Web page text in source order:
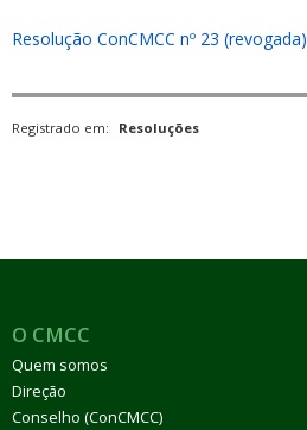
Resolução ConCMCC nº 23 (revogada)
Registrado em: Resoluções
O CMCC
Quem somos
Direção
Conselho (ConCMCC)